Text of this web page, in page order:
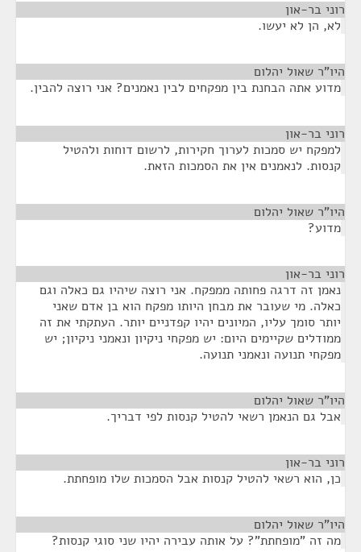
רוני בר-און
לא, הן לא יעשו.
היו"ר שאול יהלום
מדוע אתה הבחנת בין מפקחים לבין נאמנים? אני רוצה להבין.
רוני בר-און
למפקח יש סמכות לערוך חקירות, לרשום דוחות ולהטיל
קנסות. לנאמנים אין את הסמכות הזאת.
היו"ר שאול יהלום
מדוע?
רוני בר-און
נאמן זה דרגה פחותה ממפקח. אני רוצה שיהיו גם כאלה וגם
כאלה. מי שעובר את מבחן היותו מפקח הוא בן אדם שאני
יותר סומך עליו, המיונים יהיו קפדניים יותר. העתקתי את זה
ממודלים שקיימים היום: יש מפקחי ניקיון ונאמני ניקיון; יש
מפקחי תנועה ונאמני תנועה.
היו"ר שאול יהלום
אבל גם הנאמן רשאי להטיל קנסות לפי דבריך.
רוני בר-און
כן, הוא רשאי להטיל קנסות אבל הסמכות שלו מופחתת.
היו"ר שאול יהלום
מה זה "מופחתת"? על אותה עבירה יהיו שני סוגי קנסות?